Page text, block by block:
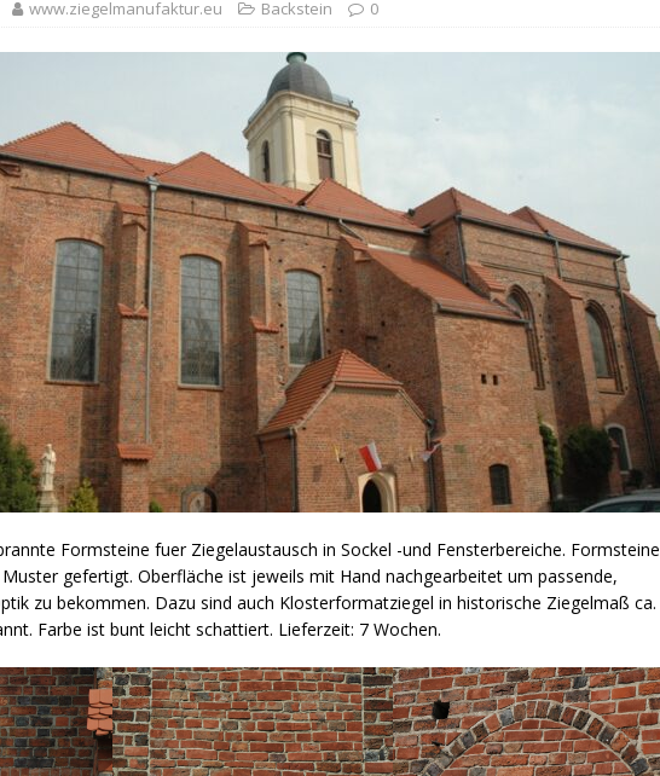
www.ziegelmanufaktur.eu Backstein 0
Formsteine fuer Ziegelaustausch in Sockel -und Fensterbereiche. Formsteine
gefertigt. Oberfläche ist jeweils mit Hand nachgearbeitet um passende,
zu bekommen. Dazu sind auch Klosterformatziegel in historische Ziegelmaß ca.
Farbe ist bunt leicht schattiert. Lieferzeit: 7 Wochen.